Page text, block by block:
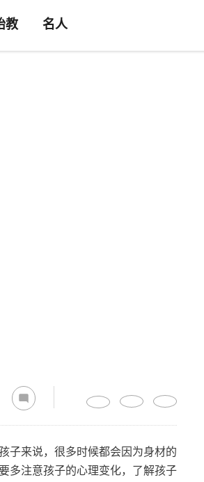
教 名人
来说，很多时候都会因为身材的
多注意孩子的心理变化，了解孩子